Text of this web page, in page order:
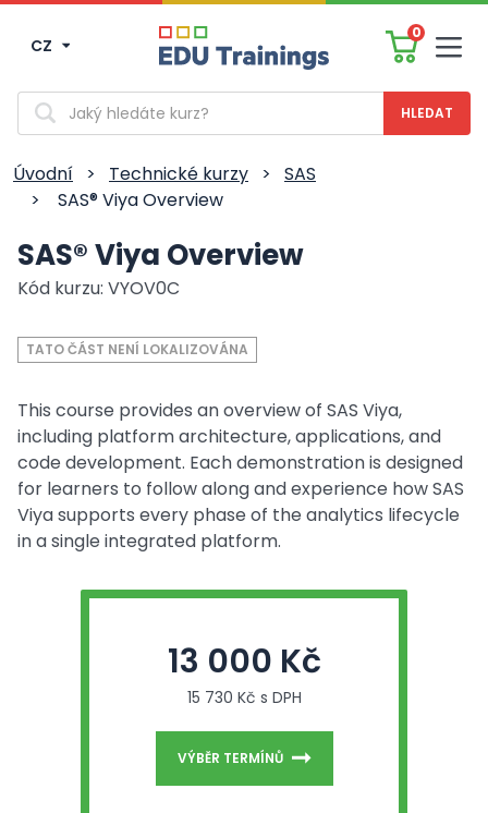
CZ
0
Vyhledávání
Úvodní > Technické kurzy >
SAS
>
SAS® Viya Overview
SAS® Viya Overview
Kód kurzu: VYOV0C
TATO ČÁST NENÍ LOKALIZOVÁNA
This course provides an overview of SAS Viya,
including platform architecture, applications, and
code development. Each demonstration is designed
for learners to follow along and experience how SAS
Viya supports every phase of the analytics lifecycle
in a single integrated platform.
13 000 Kč
15 730 Kč s DPH
VÝBĚR TERMÍNŮ